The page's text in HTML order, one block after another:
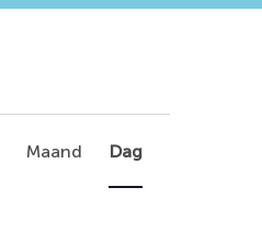
weergaven
Maand Dag